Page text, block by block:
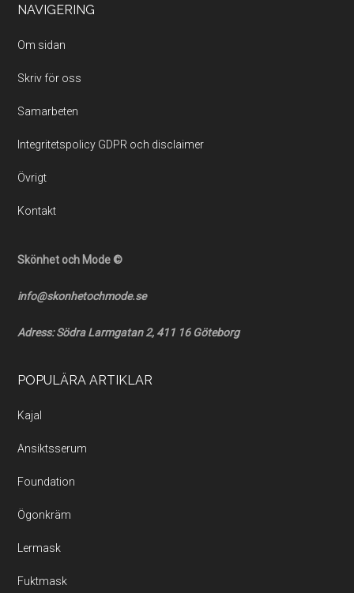
Footer
NAVIGERING
Om sidan
Skriv för oss
Samarbeten
Integritetspolicy GDPR och disclaimer
Övrigt
Kontakt
Skönhet och Mode ©
info@skonhetochmode.se
Adress: Södra Larmgatan 2, 411 16 Göteborg
POPULÄRA ARTIKLAR
Kajal
Ansiktsserum
Foundation
Ögonkräm
Lermask
Fuktmask